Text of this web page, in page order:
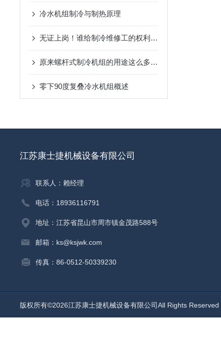
冷水机组制冷与制热原理
无证上岗！谁给制冷维修工的权利？造成10几万压缩机抱轴损毁！
原来螺杆式制冷机组的用途这么多，小编来带你了解下
零下90度复叠冷水机组概述
江苏康士捷机械设备有限公司
联系人：赖经理
电话：18936116791
地址：江苏省昆山市周市镇金茂路588号
邮箱：ks@ksjwk.com
传真：86-0512-50339230
版权所有©2026江苏康士捷机械设备有限公司All Rights